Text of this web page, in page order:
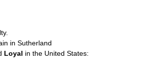
.
in Sutherland
Loyal in the United States: